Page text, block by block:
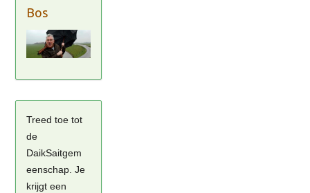
Bos
Treed toe tot
de
DaikSaitgem
eenschap. Je
krijgt een